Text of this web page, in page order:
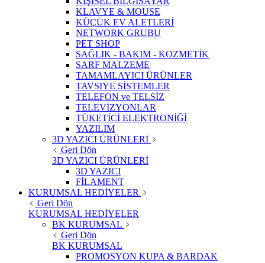
KLAVYE & MOUSE
KÜÇÜK EV ALETLERİ
NETWORK GRUBU
PET SHOP
SAĞLIK - BAKIM - KOZMETİK
SARF MALZEME
TAMAMLAYICI ÜRÜNLER
TAVSIYE SİSTEMLER
TELEFON ve TELSİZ
TELEVİZYONLAR
TÜKETİCİ ELEKTRONİĞİ
YAZILIM
3D YAZICI ÜRÜNLERİ
Geri Dön
3D YAZICI ÜRÜNLERİ
3D YAZICI
FİLAMENT
KURUMSAL HEDİYELER
Geri Dön
KURUMSAL HEDİYELER
BK KURUMSAL
Geri Dön
BK KURUMSAL
PROMOSYON KUPA & BARDAK